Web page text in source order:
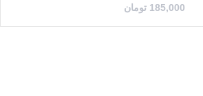
185,000 تومان